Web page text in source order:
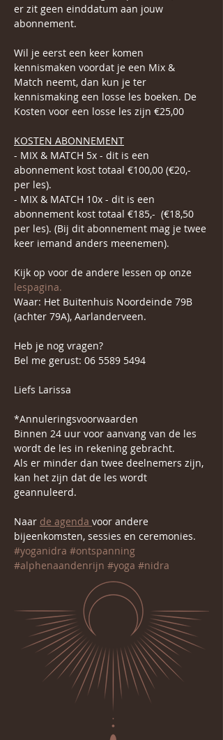
er zit geen einddatum aan jouw
abonnement.
Wil je eerst een keer komen
kennismaken voordat je een Mix &
Match neemt, dan kun je ter
kennismaking een losse les boeken. De
Kosten voor een losse les zijn €25,00
KOSTEN ABONNEMENT
- MIX & MATCH 5x - dit is een
abonnement kost totaal €100,00 (€20,-
per les).
- MIX & MATCH 10x - dit is een
abonnement kost totaal €185,-  (€18,50
per les). (Bij dit abonnement mag je twee
keer iemand anders meenemen).
Kijk op voor de andere lessen op onze
lespagina.
Waar: Het Buitenhuis Noordeinde 79B
(achter 79A), Aarlanderveen.
Heb je nog vragen?
Bel me gerust: 06 5589 5494
Liefs Larissa
*Annuleringsvoorwaarden
Binnen 24 uur voor aanvang van de les
wordt de les in rekening gebracht.
Als er minder dan twee deelnemers zijn,
kan het zijn dat de les wordt
geannuleerd.
Naar de agenda voor andere
bijeenkomsten, sessies en ceremonies.
#yoganidra #ontspanning
#alphenaandenrijn #yoga #nidra